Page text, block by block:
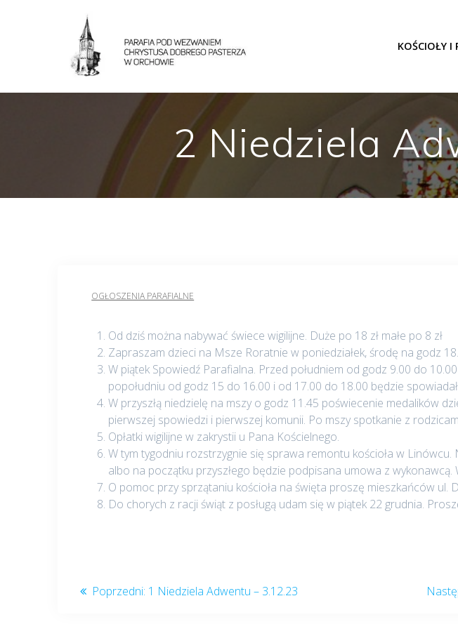
KOŚCIOŁY I
2 Niedziela
OGŁOSZENIA PARAFIALNE
Od dziś można nabywać świece wigilijne. Duże po 18 zł małe po 8 zł
Zapraszam dzieci na Msze Roratnie w poniedziałek, środę na godz
W piątek Spowiedź Parafialna. Przed południem od godz 9.00 do
popołudniu od godz 15 do 16.00 i od 17.00 do 18.00 będzie
W przyszłą niedzielę na mszy o godz 11.45 poświecenie medalików
pierwszej spowiedzi i pierwszej komunii. Po mszy spotkanie z
Opłatki wigilijne w zakrystii u Pana Kościelnego.
W tym tygodniu rozstrzygnie się sprawa remontu kościoła w
albo na początku przyszłego będzie podpisana umowa z wykonawcą.
O pomoc przy sprzątaniu kościoła na święta proszę mieszkańców ul.
Do chorych z racji świąt z posługą udam się w piątek 22 grudnia.
Nawigacja
Poprzedni: Poprzedni
1 Niedziela Adwentu – 3.12.23